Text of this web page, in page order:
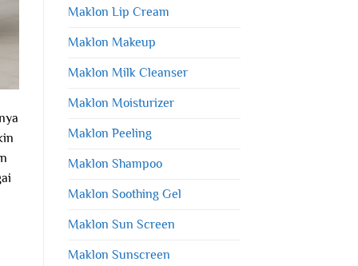
Maklon Lip Cream
Maklon Makeup
Maklon Milk Cleanser
Maklon Moisturizer
Maklon Peeling
Maklon Shampoo
Maklon Soothing Gel
Maklon Sun Screen
Maklon Sunscreen